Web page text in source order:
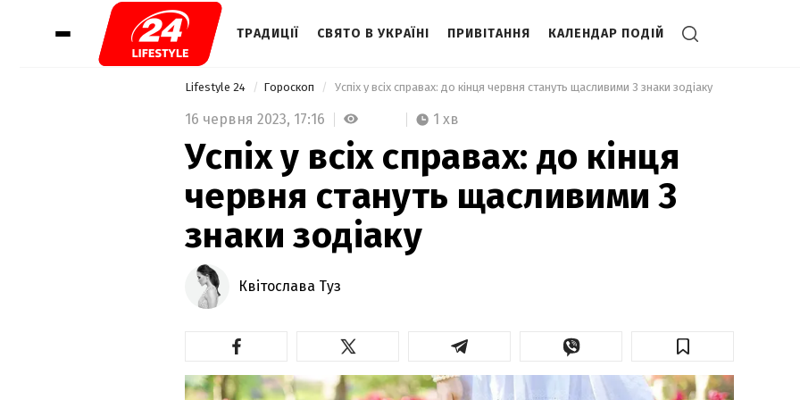
ТРАДИЦІЇ СВЯТО В УКРАЇНІ ПРИВІТАННЯ КАЛЕНДАР ПОДІЙ
Lifestyle 24 Гороскоп Успіх у всіх справах: до кінця червня стануть щасливими 3 знаки зодіаку
16 червня 2023, 17:16 1 хв
Успіх у всіх справах: до кінця
червня стануть щасливими 3
знаки зодіаку
Квітослава Туз